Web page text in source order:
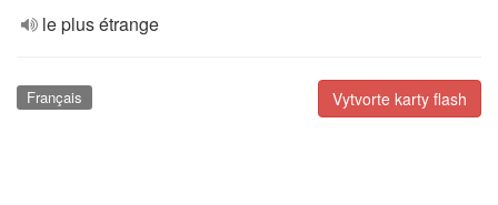
le plus étrange
Vytvorte karty flash
Français